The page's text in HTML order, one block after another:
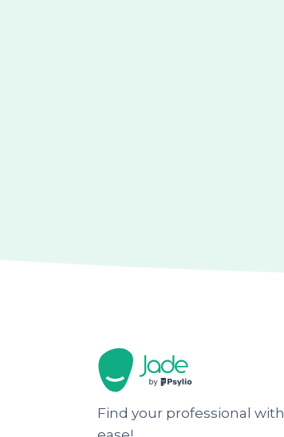
Find your professional with